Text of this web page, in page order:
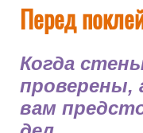
Перед
Когда
проверены,
вам